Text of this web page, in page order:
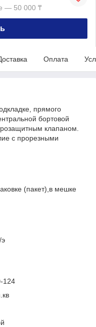
— 50 000 ₸
Оплата
прямого
бортовой
клапаном.
с прорезными
(пакет),в мешке
124